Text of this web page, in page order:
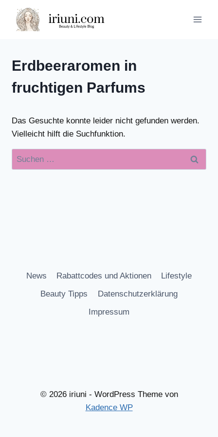
Inhalt
springen
Erdbeeraromen in
fruchtigen Parfums
Das Gesuchte konnte leider nicht gefunden werden.
Vielleicht hilft die Suchfunktion.
Suchen
nach:
News Rabattcodes und Aktionen
Lifestyle
Beauty Tipps
Datenschutzerklärung
Impressum
© 2026 iriuni - WordPress Theme von
Kadence WP